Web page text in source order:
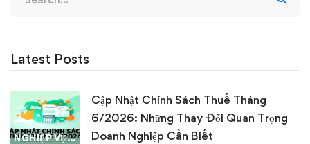
for:
Latest Posts
NGHIỆP VỤ KẾ TOÁN & THUẾ
Cập Nhật Chính Sách Thuế Tháng
6/2026: Những Thay Đổi Quan Trọng
Doanh Nghiệp Cần Biết